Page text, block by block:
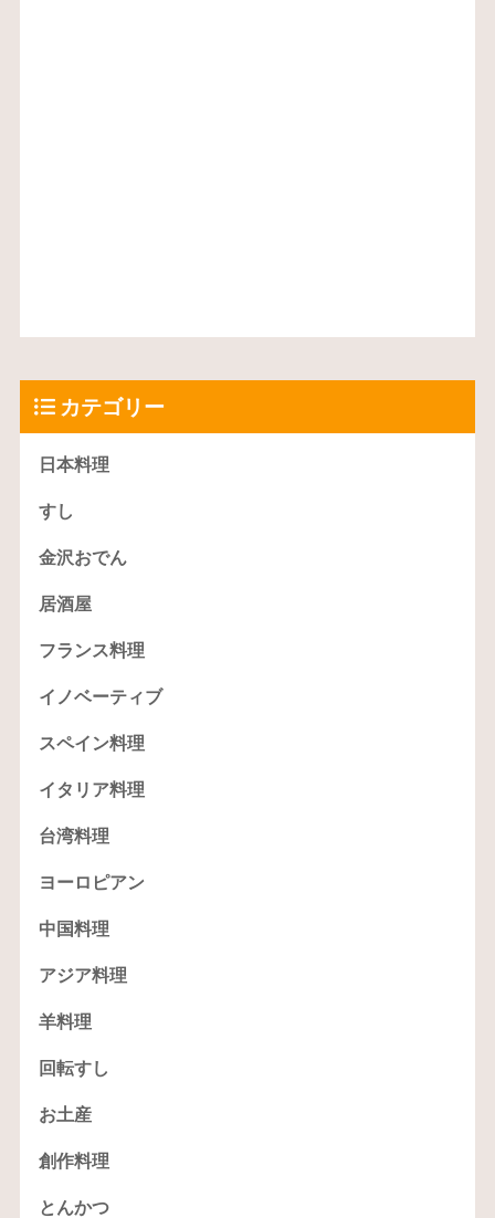
カテゴリー
日本料理
すし
金沢おでん
居酒屋
フランス料理
イノベーティブ
スペイン料理
イタリア料理
台湾料理
ヨーロピアン
中国料理
アジア料理
羊料理
回転すし
お土産
創作料理
とんかつ